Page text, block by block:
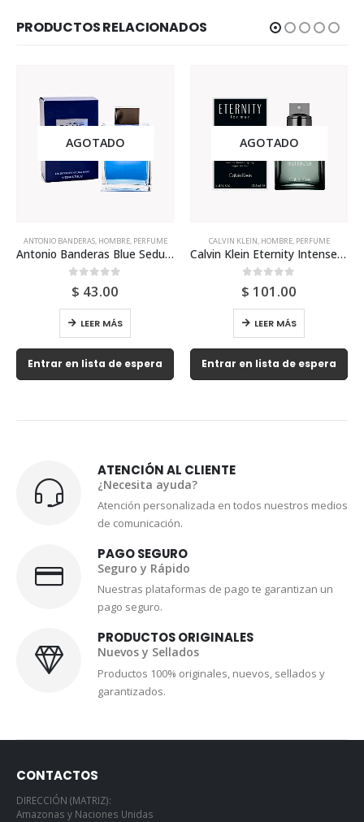
PRODUCTOS RELACIONADOS
AGOTADO
CALVIN KLEIN,HOMBRE,PERFUME
Calvin Klein Eternity Intense 200ml Para Hombre
0out of 5
$101.00
LEER MÁS
Entrar en lista de espera
AGOTADO
CALVIN KLEIN HOMBRE PERFUME
Calvin Klein Escape Edt 100ml Para Hombre
0 out of 5
$61.00
LEER MÁS
Entrar en lista de espera
ATENCIÓN AL CLIENTE
¿Necesita ayuda?
Atención personalizada en todos nuestros medios
de comunicación.
PAGO SEGURO
Seguro y Rápido
Nuestras plataformas de pago te garantizan un
pago seguro.
PRODUCTOS ORIGINALES
Nuevos y Sellados
Productos 100% originales, nuevos, sellados y
garantizados.
CONTACTOS
DIRECCIÓN (MATRIZ):
Amazonas y Naciones Unidas